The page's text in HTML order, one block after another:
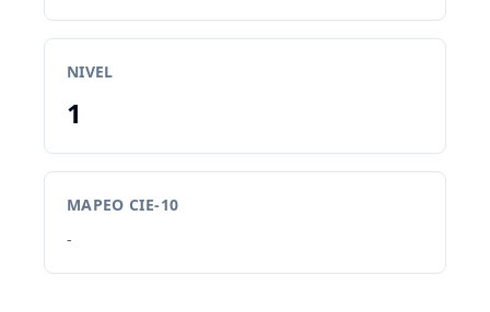
NIVEL
1
MAPEO CIE-10
-